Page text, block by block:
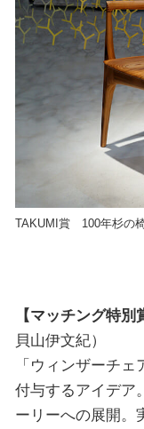
TAKUMI賞 100年杉の
【マッチング特
貝山伊文紀）
「ウィンザーチ
付与するアイデア
ーリーへの展開。